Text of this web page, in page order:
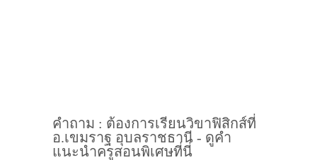
คำถาม : ต้องการเรียนวิขาฟิสิกส์ที่
อ.เขมราฐ อุบลราชธานี - ดูคำ
แนะนำครูสอนพิเศษที่นี่